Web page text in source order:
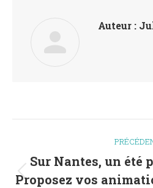
Auteur :
article
Sur Nantes, un été
Proposez vos